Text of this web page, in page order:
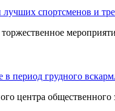
спортсменов и
в период грудного
центра